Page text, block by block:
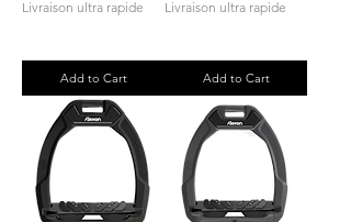
Livraison ultra rapide
Add to Cart
Livraison ultra rapide
Add to Cart